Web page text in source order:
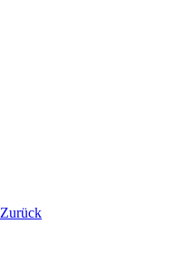
Zurück